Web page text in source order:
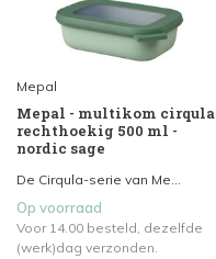
Mepal
Mepal - multikom cirqula
rechthoekig 500 ml -
nordic sage
De Cirqula-serie van Me...
Op voorraad
Voor 14.00 besteld, dezelfde
(werk)dag verzonden.